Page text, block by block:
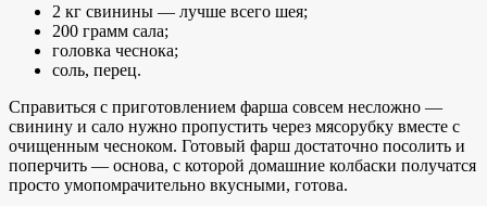
2 кг свинины — лучше всего шея;
200 грамм сала;
головка чеснока;
соль, перец.
Справиться с приготовлением фарша совсем несложно —
свинину и сало нужно пропустить через мясорубку вместе с
очищенным чесноком. Готовый фарш достаточно посолить и
поперчить — основа, с которой домашние колбаски получатся
просто умопомрачительно вкусными, готова.